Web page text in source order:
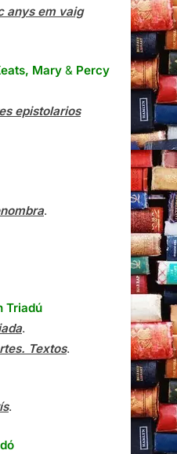
anys em vaig
Mary & Percy
epistolarios
.
Triadú
.
Textos.
.